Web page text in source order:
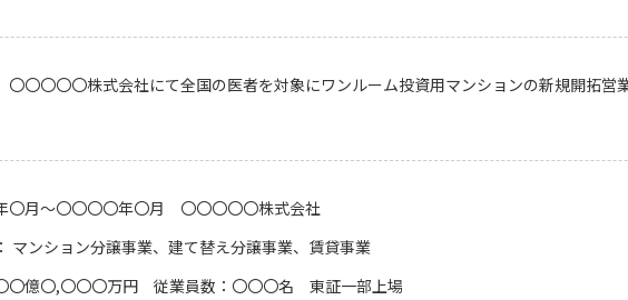
〇〇〇〇〇株式会社にて全国の医者を対象にワンルーム投資用マンションの新規開拓営
〇月～〇〇〇〇年〇月 〇〇〇〇〇株式会社
マンション分譲事業、建て替え分譲事業、賃貸事業
〇億〇,〇〇〇万円 従業員数：〇〇〇名 東証一部上場